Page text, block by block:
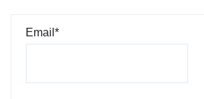
頁
Email*